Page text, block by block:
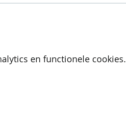
en functionele cookies.